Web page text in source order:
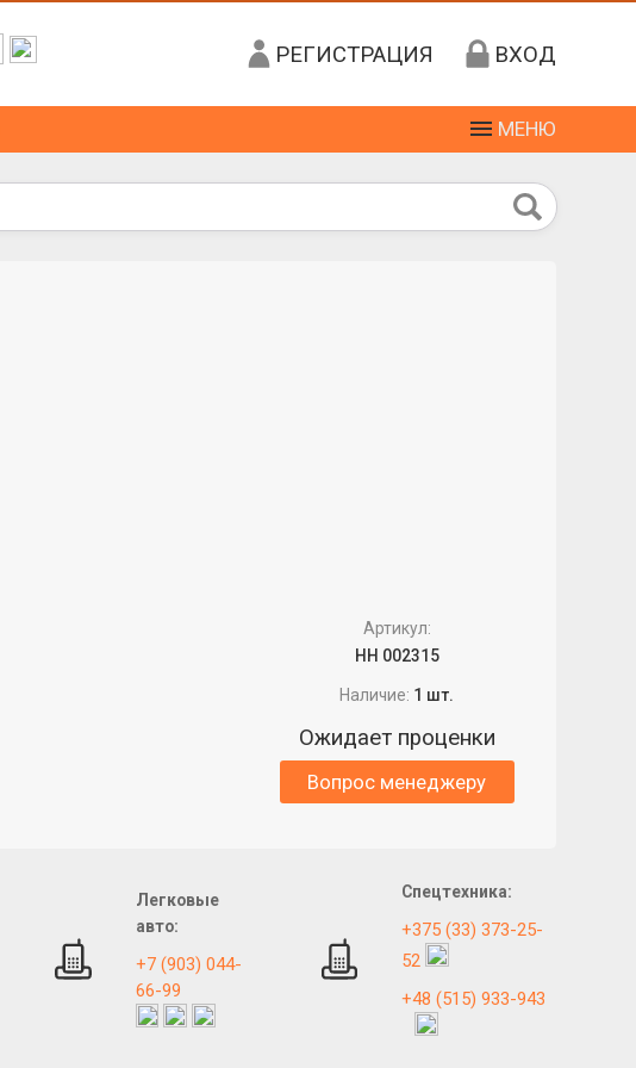
РЕГИСТРАЦИЯ ВХОД
МЕНЮ
Артикул:
НН 002315
Наличие: 1 шт.
Ожидает проценки
Вопрос менеджеру
Легковые
авто:
+7 (903) 044-
66-99
Спецтехника:
+375 (33) 373-25-
52
+48 (515) 933-943